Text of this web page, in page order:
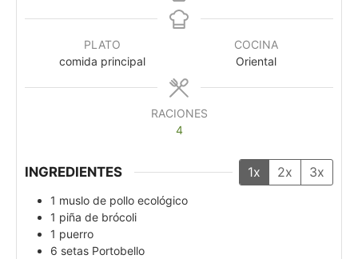
PLATO
comida principal
COCINA
Oriental
RACIONES
4
INGREDIENTES 1x 2x 3x
1 muslo de pollo ecológico
1 piña de brócoli
1 puerro
6 setas Portobello